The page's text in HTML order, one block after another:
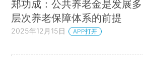
郑功成：公共养老金是发展多
层次养老保障体系的前提
2025年12月15日 APP打开